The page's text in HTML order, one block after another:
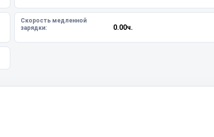
Скорость медленной
зарядки:
0.00ч.